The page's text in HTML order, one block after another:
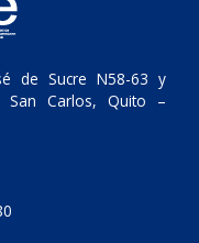
de Sucre N58-63 y
San Carlos, Quito –